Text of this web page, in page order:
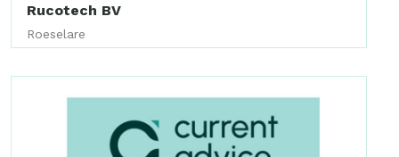
Rucotech BV
Roeselare